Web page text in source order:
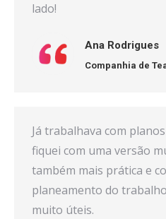
lado!
Ana Rodrigues
Companhia de
Já trabalhava com
fiquei com uma versão
também mais prática e
planeamento do
muito úteis.